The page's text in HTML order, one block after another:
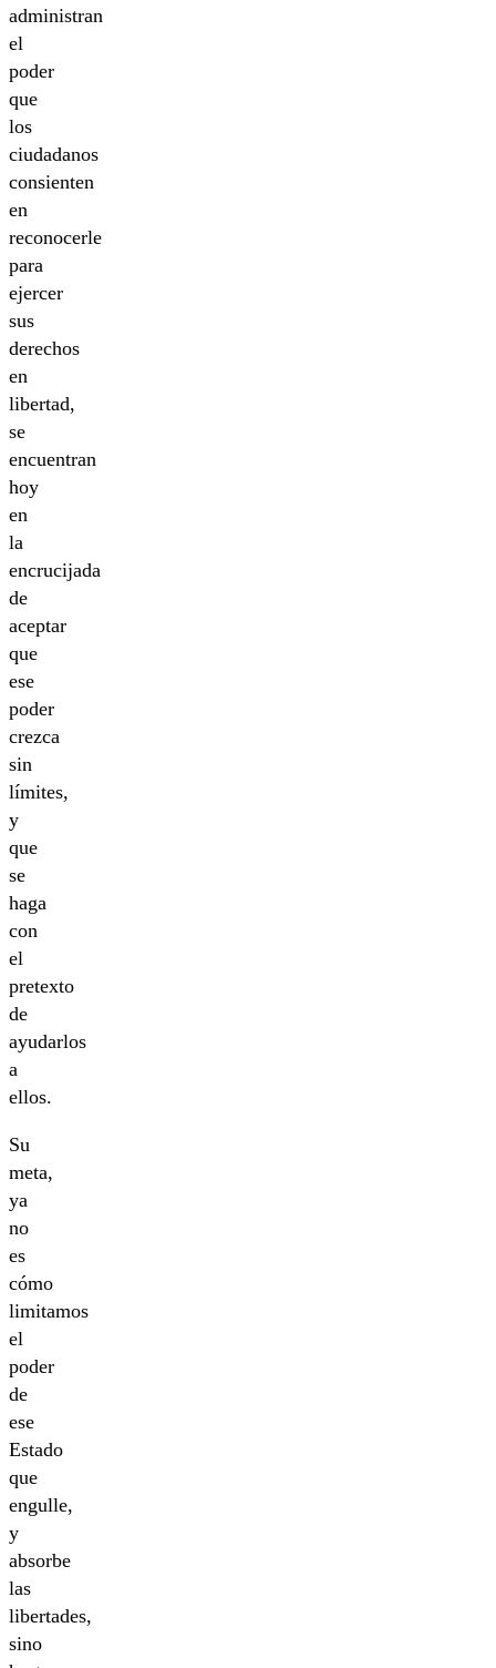
administran
el
poder
que
los
ciudadanos
consienten
en
reconocerle
para
ejercer
sus
derechos
en
libertad,
se
encuentran
hoy
en
la
encrucijada
de
aceptar
que
ese
poder
crezca
sin
límites,
y
que
se
haga
con
el
pretexto
de
ayudarlos
a
ellos.
Su
meta,
ya
no
es
cómo
limitamos
el
poder
de
ese
Estado
que
engulle,
y
absorbe
las
libertades,
sino